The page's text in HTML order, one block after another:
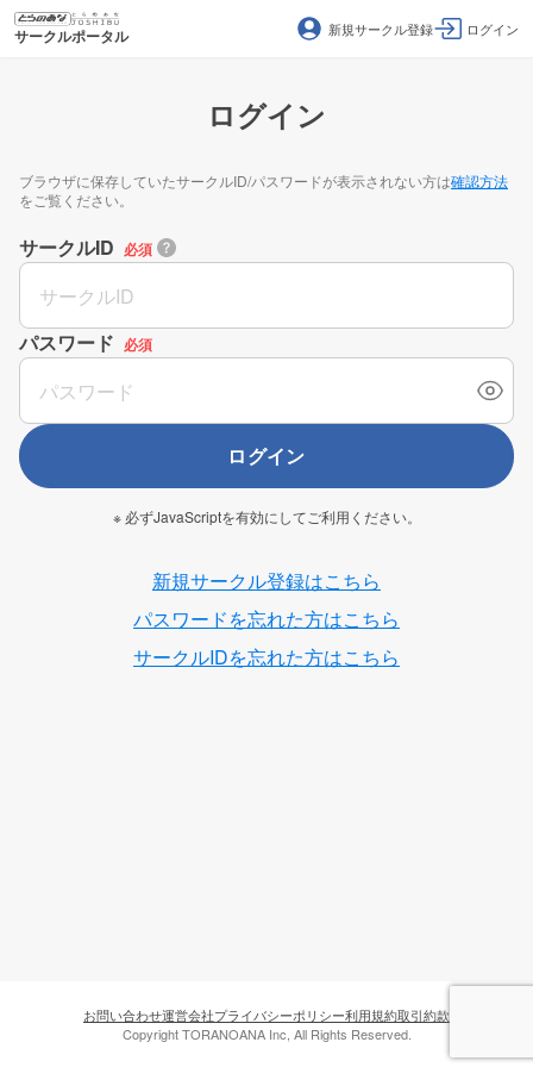
サークルポータル 新規サークル登録 ログイン
ログイン
ブラウザに保存していたサークルID/パスワードが表示されない方は確認方法
をご覧ください。
サークルID 必須
パスワード 必須
ログイン
※ 必ずJavaScriptを有効にしてご利用ください。
新規サークル登録はこちら
パスワードを忘れた方はこちら
サークルIDを忘れた方はこちら
お問い合わせ運営会社プライバシーポリシー利用規約取引約款
Copyright TORANOANA Inc, All Rights Reserved.